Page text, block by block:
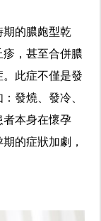
期的膿皰型乾
，甚至合併膿
此症不僅是發
發燒、發冷、
者本身在懷孕
的症狀加劇，